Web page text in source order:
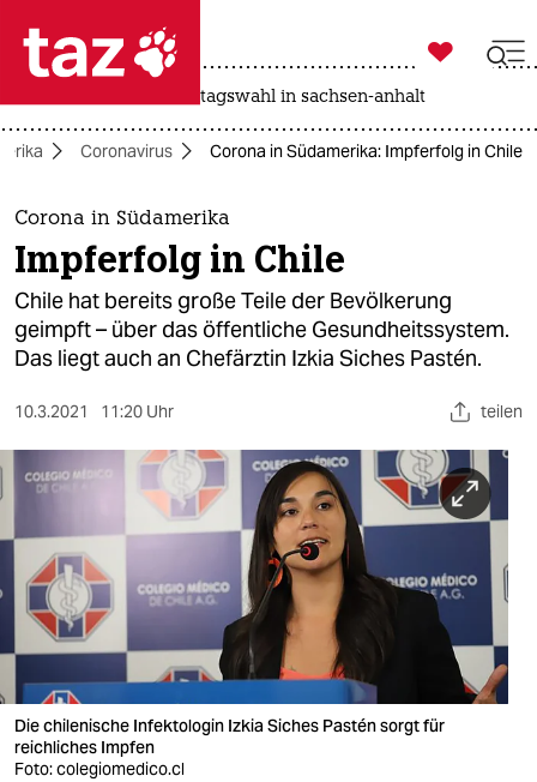
 taz zahl ich
taz zahl ich
themen
politik
öko
gesellschaft
sport
berlin
nord
wahrheit
verlag
verlag

taz zahl ich
landtagswahl in sachsen-anhalt
Coronavirus Corona in Südamerika: Impferfolg in Chile
Corona in Südamerika
Impferfolg in Chile
Chile hat bereits große Teile der Bevölkerung
geimpft – über das öffentliche Gesundheitssystem.
Das liegt auch an Chefärztin Izkia Siches Pastén.
10.3.2021 11:20 Uhr teilen
Die chilenische Infektologin Izkia Siches Pastén sorgt für
reichliches Impfen
Foto: colegiomedico.cl